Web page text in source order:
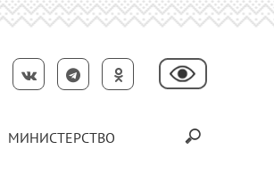
МИНИСТЕРСТВО